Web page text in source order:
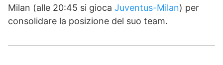
Milan (alle 20:45 si gioca Juventus-Milan) per
consolidare la posizione del suo team.